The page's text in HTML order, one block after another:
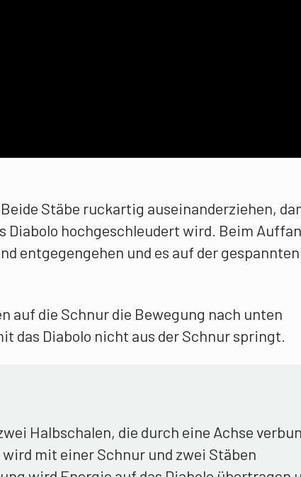
. Beide Stäbe ruckartig auseinanderziehen,
Diabolo hochgeschleudert wird. Beim
entgegengehen und es auf der gespannten
auf die Schnur die Bewegung nach unten
das Diabolo nicht aus der Schnur springt.
Halbschalen, die durch eine Achse
mit einer Schnur und zwei Stäben